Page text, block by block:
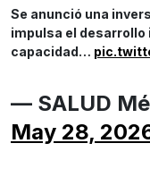
Se anunció una
impulsa el
capacidad…
— SALUD
May 28,